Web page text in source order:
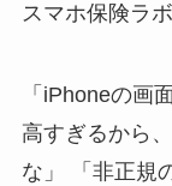
スマホ保険ラ
「iPhoneの画
高すぎるから
な」 「非正規